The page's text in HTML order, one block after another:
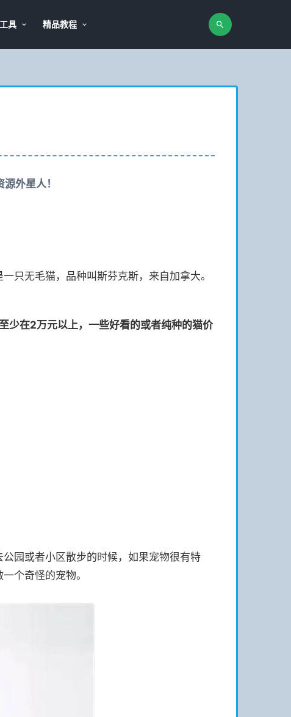
具 精品教程
源外星人！
只无毛猫，品种叫斯芬克斯，来自加拿大。
少在2万元以上，一些好看的或者纯种的猫价
园或者小区散步的时候，如果宠物很有特
个奇怪的宠物。